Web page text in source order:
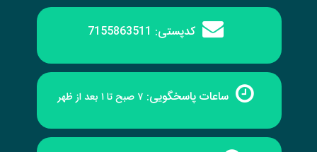
کدپستی: 7155863511
ساعات پاسخگویی: ۷ صبح تا ۱ بعد از ظهر